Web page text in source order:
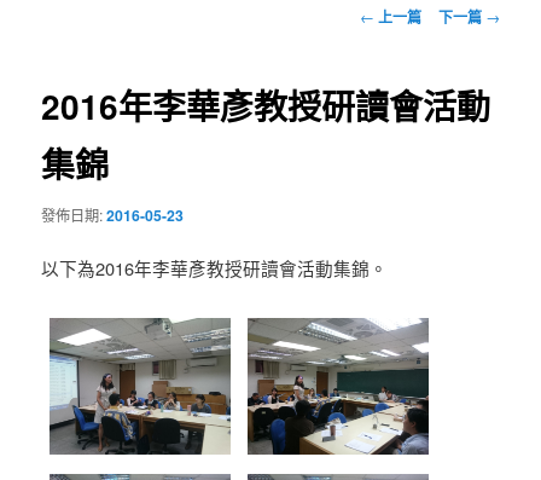
文
覽
← 上一篇 下一篇 →
2016年李華彥教授研讀會活動
集錦
發佈日期:2016-05-23
以下為2016年李華彥教授研讀會活動集錦。